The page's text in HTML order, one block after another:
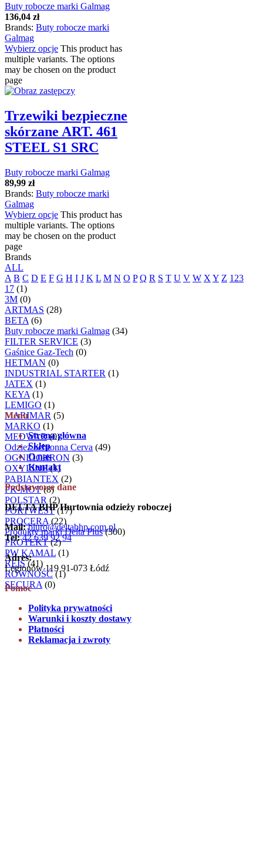
Buty robocze marki Galmag
136,04 zł
Brands: Buty robocze marki
Galmag
Wybierz opcje This product has
multiple variants. The options
may be chosen on the product
page
Trzewiki bezpieczne
skórzane ART. 461
STEEL S1 SRC
Buty robocze marki Galmag
89,99 zł
Brands: Buty robocze marki
Galmag
Wybierz opcje This product has
multiple variants. The options
may be chosen on the product
page
Brands
ALL
A B C D E F G H I J K L M N O P Q R S T U V W X Y Z 123
17 (1)
3M (0)
ARTMAS (28)
BETA (6)
Buty robocze marki Galmag (34)
FILTER SERVICE (3)
Gaśnice Gaz-Tech (0)
HETMAN (0)
INDUSTRIAL STARTER (1)
JATEX (1)
KEYA (1)
LEMIGO (1)
MARIMAR (5)
MARKO (1)
MEDWAR(0)
Odzież ochronna Cerva (49)
OGNIOCHRON (3)
OXYLINE(1)
PABIANTEX (2)
PK-MOT(8)
POLSTAR (2)
PORTWEST(17)
PROCERA (22)
Produkty marki Delta Plus(300)
PROTEKT(2)
PW KAMAL (1)
REIS(41)
RÓWNOŚĆ(1)
SECURA (0)
Menu
Strona główna
Sklep
O nas
Kontakt
Podstawowe dane
DELTA BHP Hurtownia odzieży roboczej
Mail: biuro@deltabhp.com.pl
Tel: 42 639 92 94
Adres:
Legionów 119 91-073 Łódź
Pomoc
Polityka prywatności
Warunki i koszty dostawy
Płatności
Reklamacja i zwroty